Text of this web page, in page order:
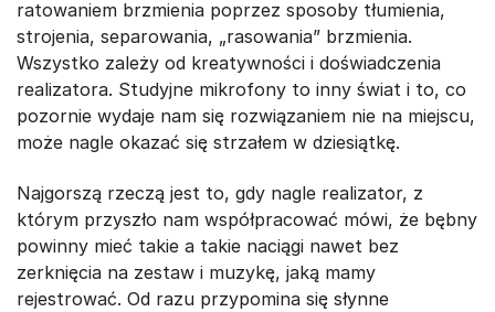
ratowaniem brzmienia poprzez sposoby tłumienia,
strojenia, separowania, „rasowania” brzmienia.
Wszystko zależy od kreatywności i doświadczenia
realizatora. Studyjne mikrofony to inny świat i to, co
pozornie wydaje nam się rozwiązaniem nie na miejscu,
może nagle okazać się strzałem w dziesiątkę.
Najgorszą rzeczą jest to, gdy nagle realizator, z
którym przyszło nam współpracować mówi, że bębny
powinny mieć takie a takie naciągi nawet bez
zerknięcia na zestaw i muzykę, jaką mamy
rejestrować. Od razu przypomina się słynne